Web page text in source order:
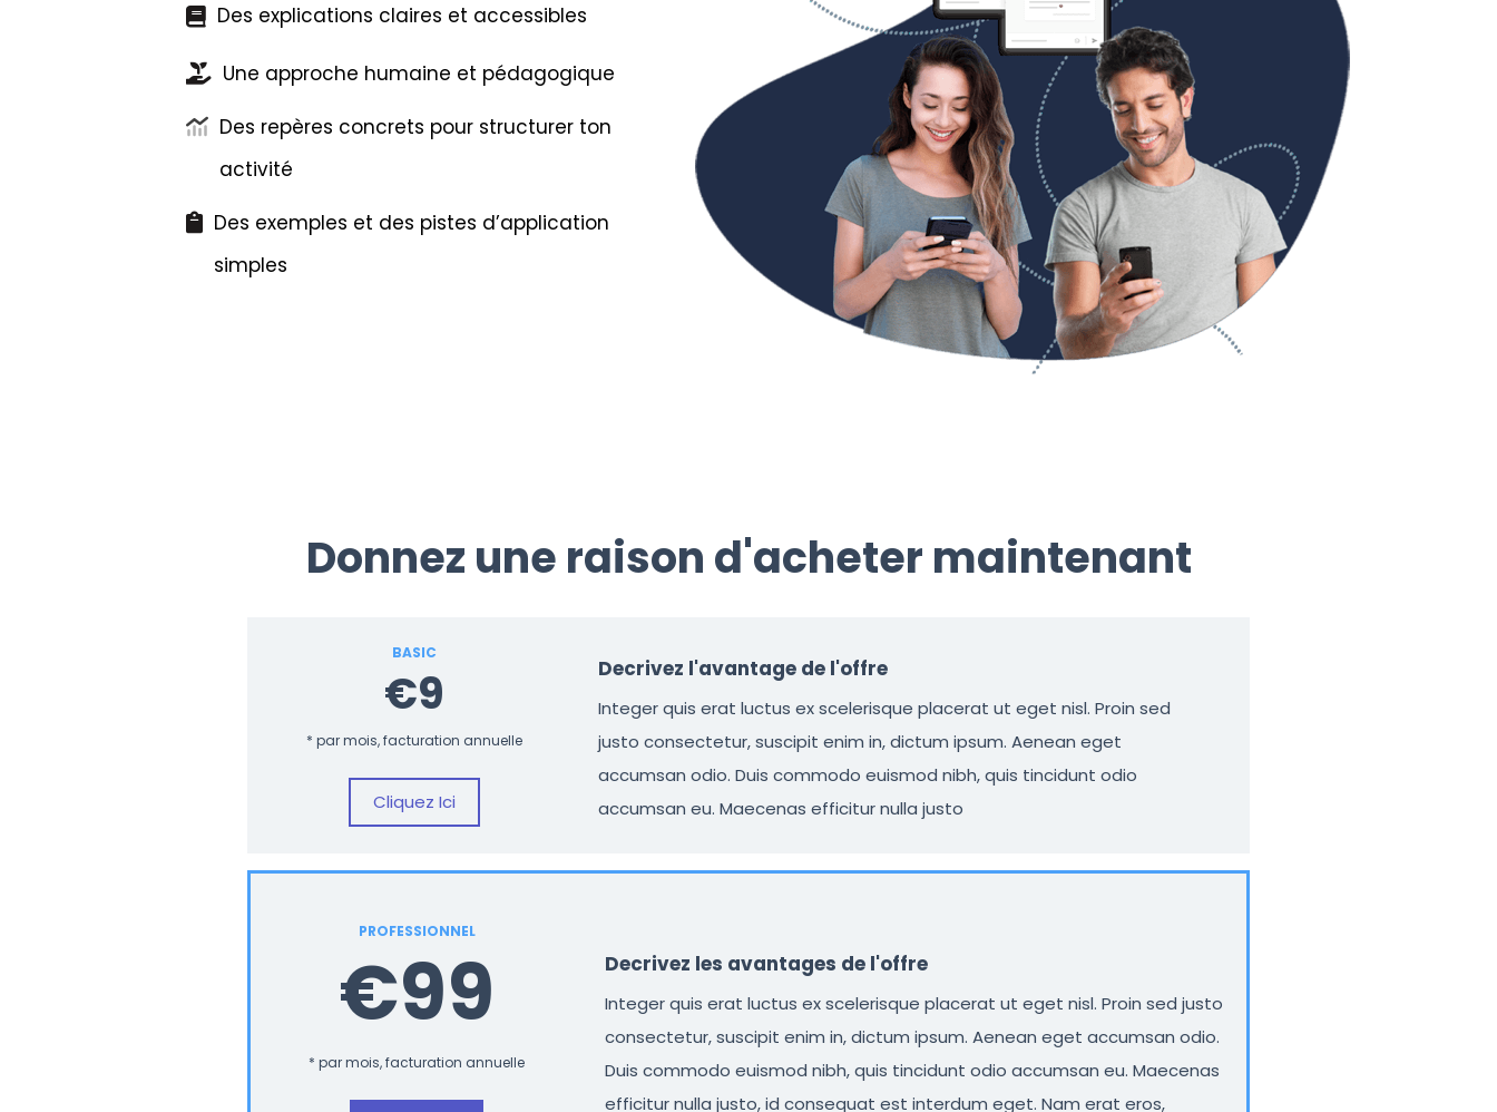
Des explications claires et accessibles
Une approche humaine et pédagogique
Des repères concrets pour structurer ton
activité
Des exemples et des pistes d’application
simples
Donnez une raison d'acheter maintenant
BASIC
€9
* par mois, facturation annuelle
Cliquez Ici
Decrivez l'avantage de l'offre
Integer quis erat luctus ex scelerisque placerat ut eget nisl. Proin sed
justo consectetur, suscipit enim in, dictum ipsum. Aenean eget
accumsan odio. Duis commodo euismod nibh, quis tincidunt odio
accumsan eu. Maecenas efficitur nulla justo
PROFESSIONNEL
€99
* par mois, facturation annuelle
Decrivez les avantages de l'offre
Integer quis erat luctus ex scelerisque placerat ut eget nisl. Proin sed justo
consectetur, suscipit enim in, dictum ipsum. Aenean eget accumsan odio.
Duis commodo euismod nibh, quis tincidunt odio accumsan eu. Maecenas
efficitur nulla justo, id consequat est interdum eget. Nam erat eros,